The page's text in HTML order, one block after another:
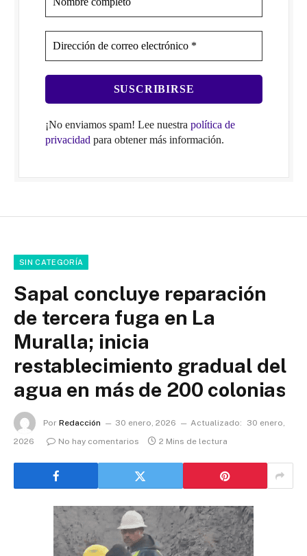
¡No enviamos spam! Lee nuestra política de
privacidadpara obtener más información.
SIN CATEGORÍA
Sapal concluye reparación
de tercera fuga en La
Muralla; inicia
restablecimiento gradual del
agua en más de 200 colonias
Por Redacción 30 enero, 2026 Actualizado:
30 enero,
2026
No hay comentarios 2 Mins de lectura